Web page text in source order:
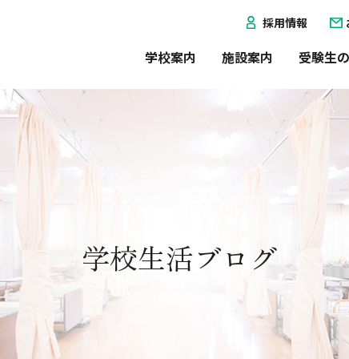
採用情報
学校案内 施設案内 受験生
学校生活ブログ